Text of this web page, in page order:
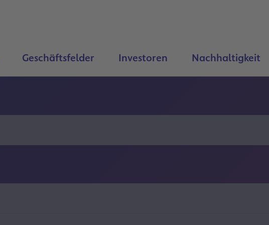
Geschäftsfelder Investoren Nachhaltigkeit